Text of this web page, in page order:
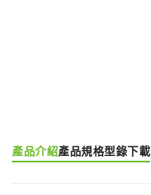
產品介紹產品規格型錄下載